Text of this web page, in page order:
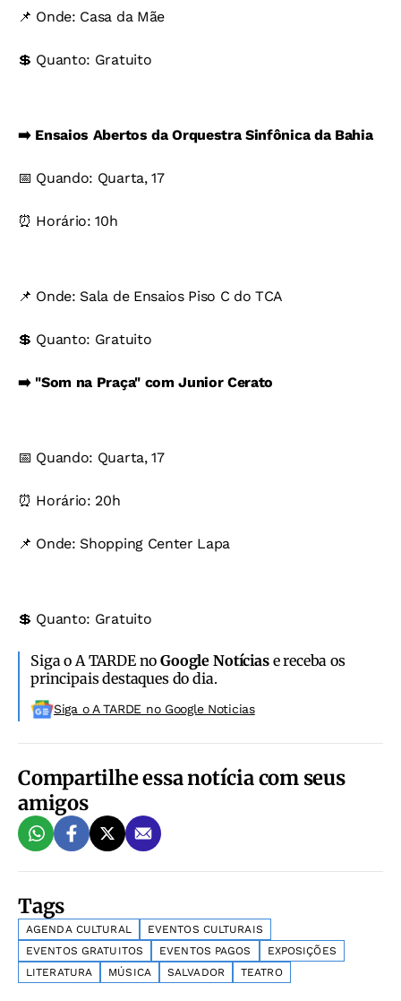
📌 Onde: Casa da Mãe
💲 Quanto: Gratuito
➡️ Ensaios Abertos da Orquestra Sinfônica da Bahia
📅 Quando: Quarta, 17
⏰ Horário: 10h
📌 Onde: Sala de Ensaios Piso C do TCA
💲 Quanto: Gratuito
➡️ "Som na Praça" com Junior Cerato
📅 Quando: Quarta, 17
⏰ Horário: 20h
📌 Onde: Shopping Center Lapa
💲 Quanto: Gratuito
Siga o A TARDE noGoogle Notíciase receba os
principais destaques do dia.
Siga o A TARDE no Google Noticias
Compartilhe essa notícia com seus
amigos
Tags
AGENDA CULTURAL
EVENTOS CULTURAIS
EVENTOS GRATUITOS
EVENTOS PAGOS
EXPOSIÇÕES
LITERATURA
MÚSICA SALVADOR TEATRO